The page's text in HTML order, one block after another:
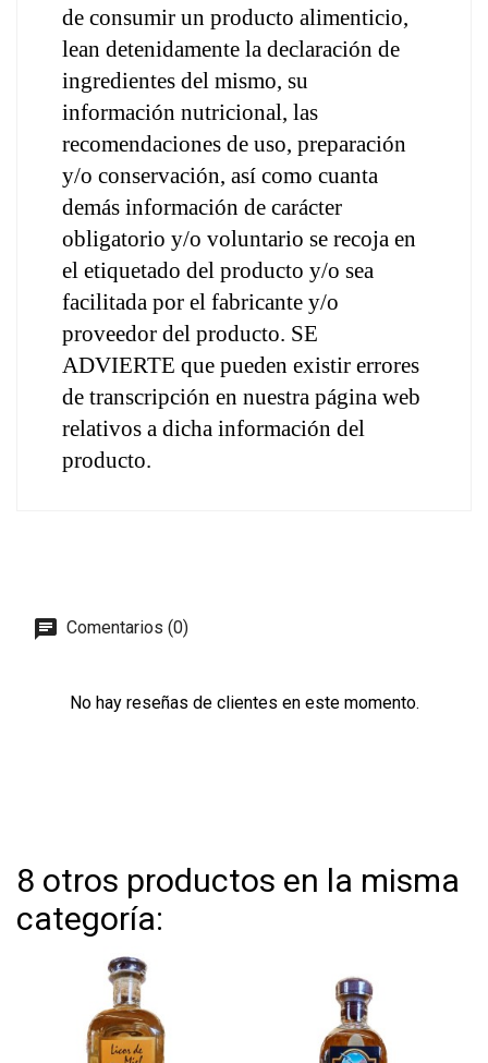
de consumir un producto alimenticio,
lean detenidamente la declaración de
ingredientes del mismo, su
información nutricional, las
recomendaciones de uso, preparación
y/o conservación, así como cuanta
demás información de carácter
obligatorio y/o voluntario se recoja en
el etiquetado del producto y/o sea
facilitada por el fabricante y/o
proveedor del producto. SE
ADVIERTE que pueden existir errores
de transcripción en nuestra página web
relativos a dicha información del
producto.
Comentarios (0)
No hay reseñas de clientes en este momento.
8 otros productos en la misma
categoría: